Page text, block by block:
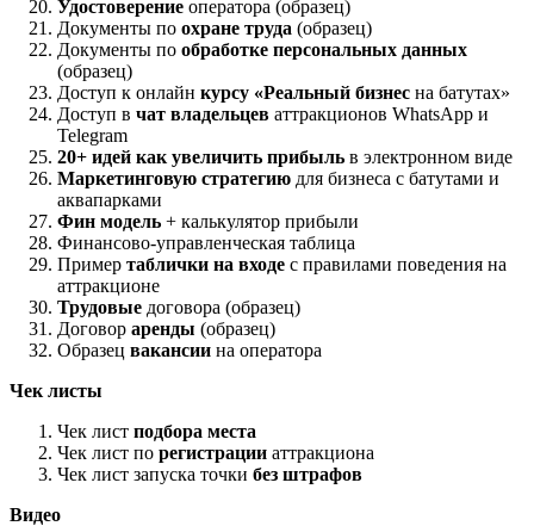
Удостоверение оператора (образец)
Документы по охране труда (образец)
Документы по обработке персональных данных
(образец)
Доступ к онлайн курсу «Реальный бизнес на батутах»
Доступ в чат владельцев аттракционов WhatsApp и
Telegram
20+ идей как увеличить прибыль в электронном виде
Маркетинговую стратегию для бизнеса с батутами и
аквапарками
Фин модель + калькулятор прибыли
Финансово-управленческая таблица
Пример таблички на входе с правилами поведения на
аттракционе
Трудовые договора (образец)
Договор аренды (образец)
Образец вакансии на оператора
Чек листы
Чек лист подбора места
Чек лист по регистрации аттракциона
Чек лист запуска точки без штрафов
Видео